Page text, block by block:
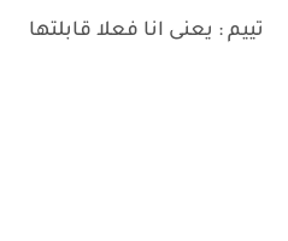
تييم : يعنى انا فعلا قابلتها